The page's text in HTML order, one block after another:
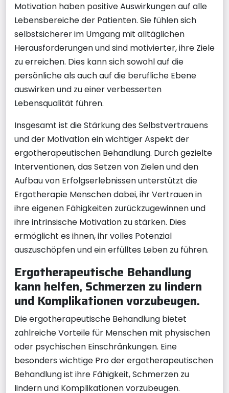
Motivation haben positive Auswirkungen auf alle
Lebensbereiche der Patienten. Sie fühlen sich
selbstsicherer im Umgang mit alltäglichen
Herausforderungen und sind motivierter, ihre Ziele
zu erreichen. Dies kann sich sowohl auf die
persönliche als auch auf die berufliche Ebene
auswirken und zu einer verbesserten
Lebensqualität führen.
Insgesamt ist die Stärkung des Selbstvertrauens
und der Motivation ein wichtiger Aspekt der
ergotherapeutischen Behandlung. Durch gezielte
Interventionen, das Setzen von Zielen und den
Aufbau von Erfolgserlebnissen unterstützt die
Ergotherapie Menschen dabei, ihr Vertrauen in
ihre eigenen Fähigkeiten zurückzugewinnen und
ihre intrinsische Motivation zu stärken. Dies
ermöglicht es ihnen, ihr volles Potenzial
auszuschöpfen und ein erfülltes Leben zu führen.
Ergotherapeutische Behandlung
kann helfen, Schmerzen zu lindern
und Komplikationen vorzubeugen.
Die ergotherapeutische Behandlung bietet
zahlreiche Vorteile für Menschen mit physischen
oder psychischen Einschränkungen. Eine
besonders wichtige Pro der ergotherapeutischen
Behandlung ist ihre Fähigkeit, Schmerzen zu
lindern und Komplikationen vorzubeugen.